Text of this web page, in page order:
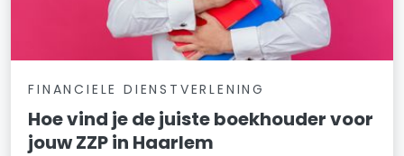
FINANCIELE DIENSTVERLENING
Hoe vind je de juiste boekhouder voor
jouw ZZP in Haarlem